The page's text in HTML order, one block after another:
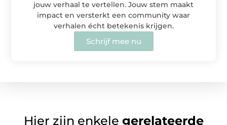
jouw verhaal te vertellen. Jouw stem maakt
impact en versterkt een community waar
verhalen écht betekenis krijgen.
Schrijf mee nu
Hier zijn enkele gerelateerde